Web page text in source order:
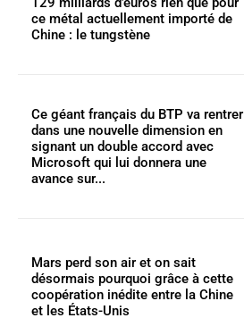
ce métal actuellement importé de
Chine : le tungstène
Ce géant français du BTP va rentrer
dans une nouvelle dimension en
signant un double accord avec
Microsoft qui lui donnera une
avance sur...
Mars perd son air et on sait
désormais pourquoi grâce à cette
coopération inédite entre la Chine
et les États-Unis